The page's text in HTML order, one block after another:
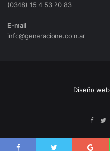
(0348) 15 4 53 20 83
E-mail
info@generacione.com.ar
Diseño web